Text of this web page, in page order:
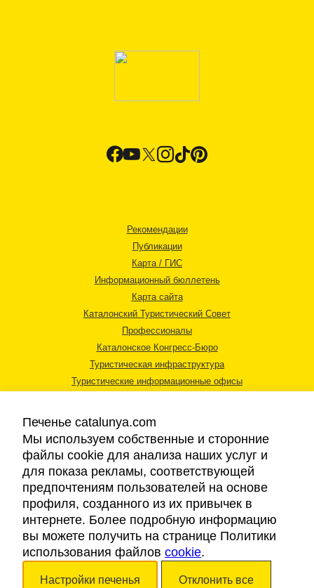
Рекомендации
Публикации
Карта / ГИС
Информационный бюллетень
Карта сайта
Каталонский Туристический Совет
Профессионалы
Каталонское Конгресс-Бюро
Туристическая инфраструктура
Туристические информационные офисы
Правовая информация
Cookies
Доступность
Авторские права © 2026. Каталонский Туристический Совет. Все права
Печенье catalunya.com
Мы используем собственные и сторонние
файлы cookie для анализа наших услуг и
для показа рекламы, соответствующей
предпочтениям пользователей на основе
профиля, созданного из их привычек в
интернете. Более подробную информацию
вы можете получить на странице Политики
использования файлов cookie.
Настройки печенья Отклонить все